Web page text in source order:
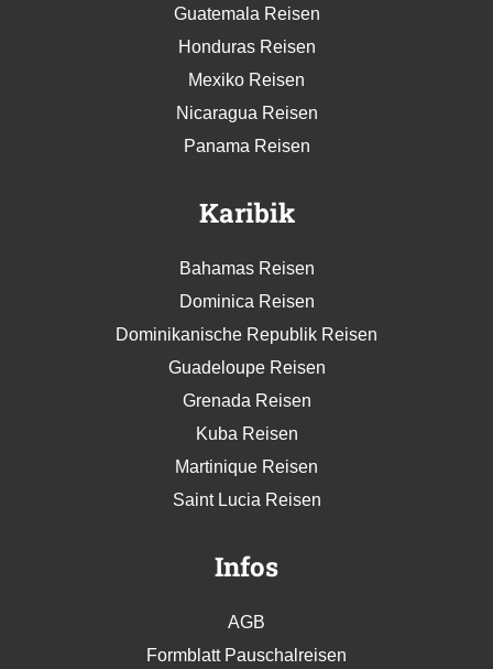
Guatemala Reisen
Honduras Reisen
Mexiko Reisen
Nicaragua Reisen
Panama Reisen
Karibik
Bahamas Reisen
Dominica Reisen
Dominikanische Republik Reisen
Guadeloupe Reisen
Grenada Reisen
Kuba Reisen
Martinique Reisen
Saint Lucia Reisen
Infos
AGB
Formblatt Pauschalreisen